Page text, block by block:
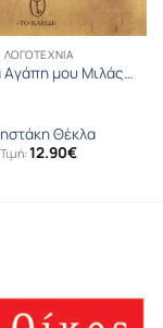
ΛΟΓΟΤΕΧΝΊΑ
Aγάπη μου Mιλάς…
Θέκλα
Τιμή: 12.90€